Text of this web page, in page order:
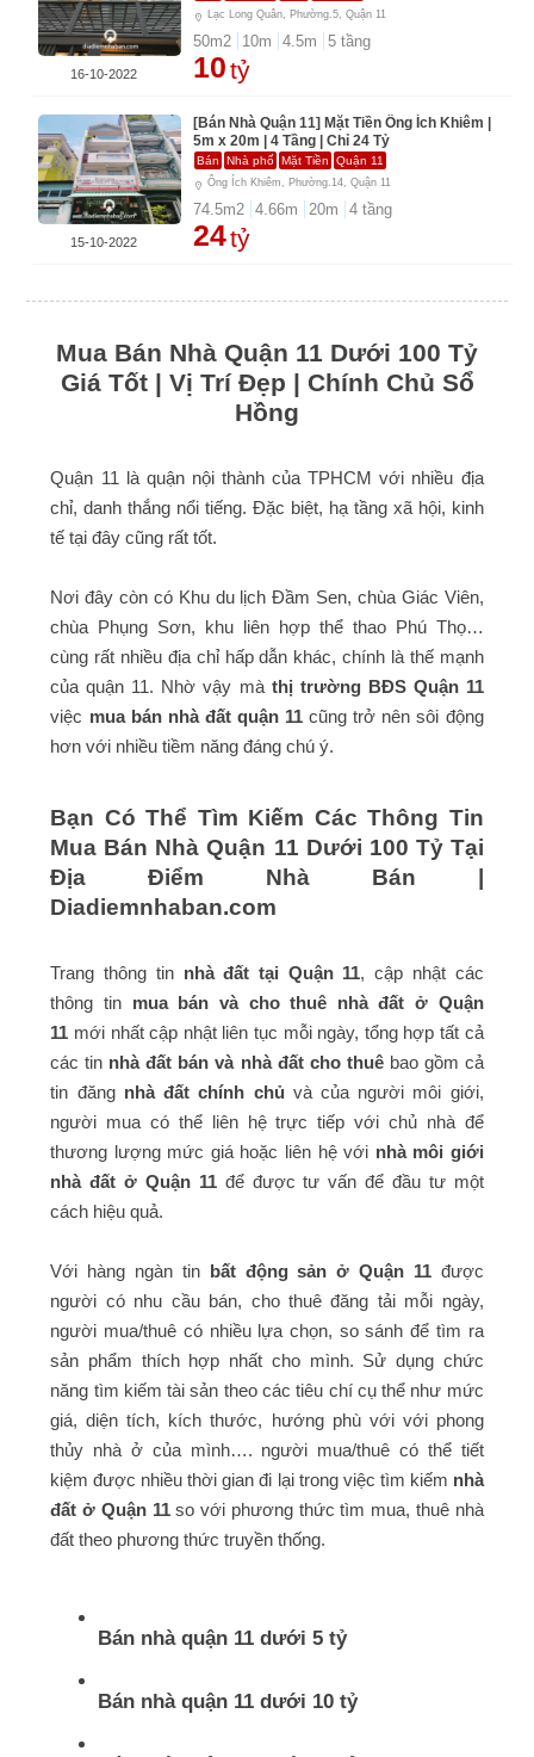
Lạc Long Quân, Phường.5, Quận 11
50m2 10m 4.5m 5 tầng
10tỷ
16-10-2022
[Bán Nhà Quận 11] Mặt Tiền Ông Ích Khiêm |
5m x 20m | 4 Tầng | Chỉ 24 Tỷ
Bán Nhà phố Mặt Tiền Quận 11
Ông Ích Khiêm, Phường.14, Quận 11
74.5m2 4.66m 20m 4 tầng
24tỷ
15-10-2022
Mua Bán Nhà Quận 11 Dưới 100 Tỷ
Giá Tốt | Vị Trí Đẹp | Chính Chủ Sổ
Hồng
Quận 11 là quận nội thành của TPHCM với nhiều địa
chỉ, danh thắng nổi tiếng. Đặc biệt, hạ tầng xã hội, kinh
tế tại đây cũng rất tốt.
Nơi đây còn có Khu du lịch Đầm Sen, chùa Giác Viên,
chùa Phụng Sơn, khu liên hợp thể thao Phú Thọ…
cùng rất nhiều địa chỉ hấp dẫn khác, chính là thế mạnh
của quận 11. Nhờ vậy mà thị trường BĐS Quận 11
việc mua bán nhà đất quận 11 cũng trở nên sôi động
hơn với nhiều tiềm năng đáng chú ý.
Bạn Có Thể Tìm Kiếm Các Thông Tin
Mua Bán Nhà Quận 11 Dưới 100 Tỷ Tại
Địa Điểm Nhà Bán |
Diadiemnhaban.com
Trang thông tin nhà đất tại Quận 11, cập nhật các
thông tin mua bán và cho thuê nhà đất ở Quận
11 mới nhất cập nhật liên tục mỗi ngày, tổng hợp tất cả
các tin nhà đất bán và nhà đất cho thuêbao gồm cả
tin đăng nhà đất chính chủvà của người môi giới,
người mua có thể liên hệ trực tiếp với chủ nhà để
thương lượng mức giá hoặc liên hệ với nhà môi giới
nhà đất ở Quận 11để được tư vấn để đầu tư một
cách hiệu quả.
Với hàng ngàn tin bất động sản ở Quận 11được
người có nhu cầu bán, cho thuê đăng tải mỗi ngày,
người mua/thuê có nhiều lựa chọn, so sánh để tìm ra
sản phẩm thích hợp nhất cho mình. Sử dụng chức
năng tìm kiếm tài sản theo các tiêu chí cụ thể như mức
giá, diện tích, kích thước, hướng phù với với phong
thủy nhà ở của mình…. người mua/thuê có thể tiết
kiệm được nhiều thời gian đi lại trong việc tìm kiếm nhà
đất ở Quận 11so với phương thức tìm mua, thuê nhà
đất theo phương thức truyền thống.
Bán nhà quận 11 dưới 5 tỷ
Bán nhà quận 11 dưới 10 tỷ